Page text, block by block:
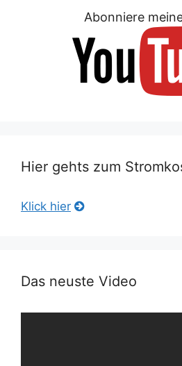
Abonniere
Hier gehts zum
Klick hier
Das neuste Video